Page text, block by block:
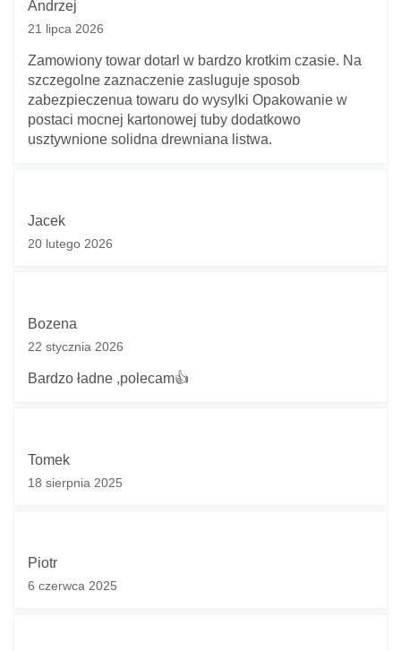
Andrzej
21 lipca 2026
Zamowiony towar dotarl w bardzo krotkim czasie. Na
szczegolne zaznaczenie zasluguje sposob
zabezpieczenua towaru do wysylki Opakowanie w
postaci mocnej kartonowej tuby dodatkowo
usztywnione solidna drewniana listwa.
Jacek
20 lutego 2026
Bozena
22 stycznia 2026
Bardzo ładne ,polecam👍
Tomek
18 sierpnia 2025
Piotr
6 czerwca 2025